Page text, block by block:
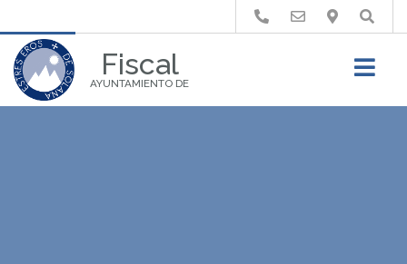
Fiscal
AYUNTAMIENTO DE
Buscar